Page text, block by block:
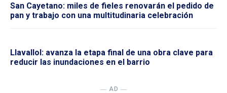
San Cayetano: miles de fieles renovarán el pedido de
pan y trabajo con una multitudinaria celebración
Llavallol: avanza la etapa final de una obra clave para
reducir las inundaciones en el barrio
― AD ―